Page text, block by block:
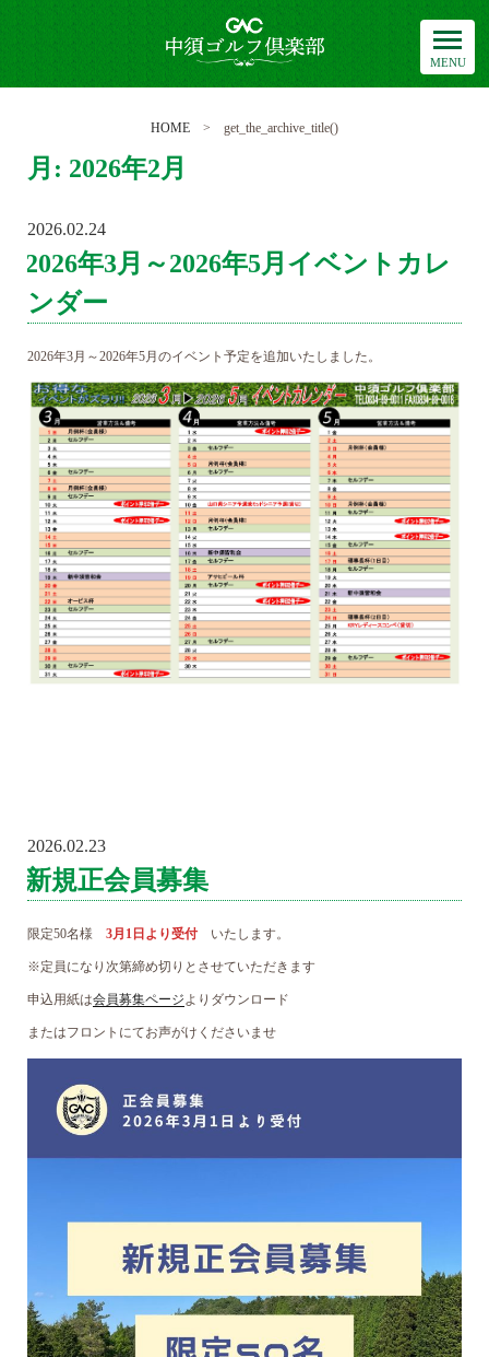
中須ゴルフ倶楽部
HOME > get_the_archive_title()
月: 2026年2月
POSTED
2026.02.24
2026年3月～2026年5月イベントカレ
ンダー
2026年3月～2026年5月のイベント予定を追加いたしました。
POSTED
ON
2026.02.23
新規正会員募集
限定50名様 3月1日より受付いたします。
※定員になり次第締め切りとさせていただきます
申込用紙は会員募集ページ よりダウンロード
またはフロントにてお声がけくださいませ